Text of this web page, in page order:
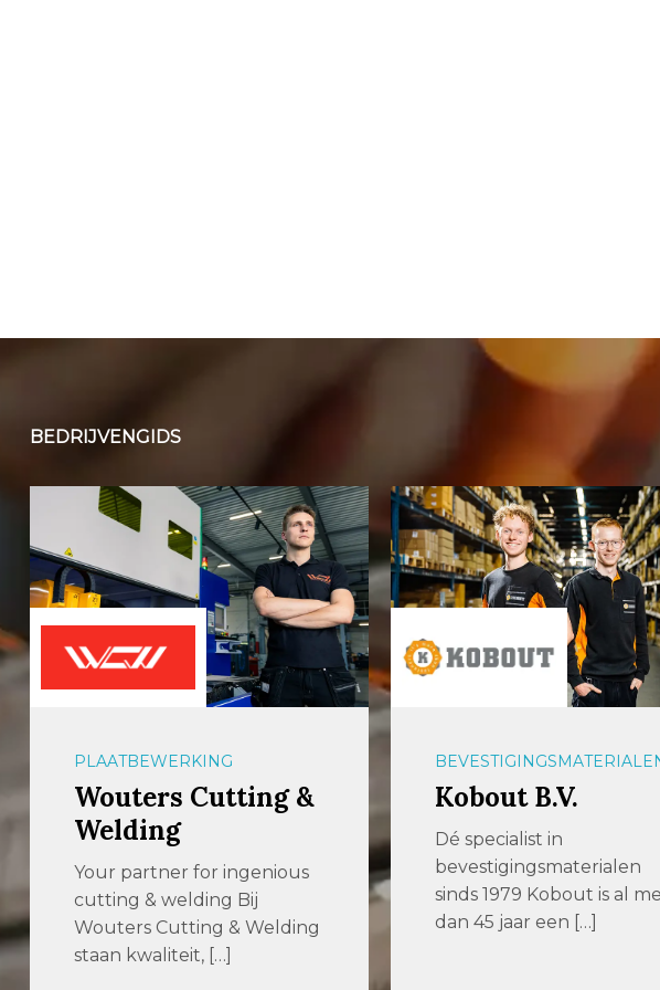
BEDRIJVENGIDS
BEVESTIGINGSMATERIALEN
Kobout B.V.
Dé specialist in
bevestigingsmaterialen
sinds 1979 Kobout is al meer
dan 45 jaar een […]
PLAATBEWERKING
Renneberg
Renneberg is een
toonaangevend
metaalbewerkingsbedrijf
met meer dan 100 jaar